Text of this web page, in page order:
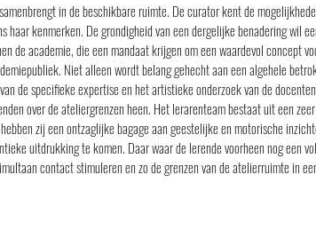
in de beschikbare ruimte. De curator kent de
kenmerken. De grondigheid van een dergelijke benadering wil
de academie, die een mandaat krijgen om een waardevol concept
Niet alleen wordt belang gehecht aan een algehele
de specifieke expertise en het artistieke onderzoek van de
over de ateliergrenzen heen. Het lerarenteam bestaat uit een
zij een ontzaglijke bagage aan geestelijke en motorische
uitdrukking te komen. Daar waar de lerende voorheen nog een
contact stimuleren en zo de grenzen van de atelierruimte in